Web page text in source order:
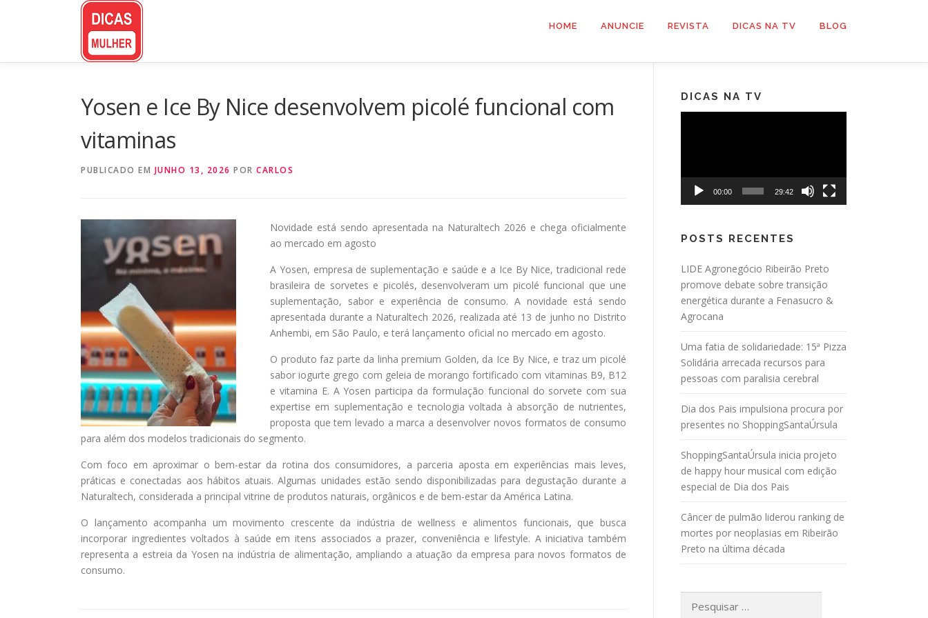
HOME ANUNCIE REVISTA DICAS NA TV BLOG
Yosen e Ice By Nice desenvolvem picolé funcional com
vitaminas
PUBLICADO EM JUNHO 13, 2026 POR CARLOS
Novidade está sendo apresentada na Naturaltech 2026 e chega oficialmente
ao mercado em agosto
A Yosen, empresa de suplementação e saúde e a Ice By Nice, tradicional rede
brasileira de sorvetes e picolés, desenvolveram um picolé funcional que une
suplementação, sabor e experiência de consumo. A novidade está sendo
apresentada durante a Naturaltech 2026, realizada até 13 de junho no Distrito
Anhembi, em São Paulo, e terá lançamento oficial no mercado em agosto.
O produto faz parte da linha premium Golden, da Ice By Nice, e traz um picolé
sabor iogurte grego com geleia de morango fortificado com vitaminas B9, B12
e vitamina E. A Yosen participa da formulação funcional do sorvete com sua
expertise em suplementação e tecnologia voltada à absorção de nutrientes,
proposta que tem levado a marca a desenvolver novos formatos de consumo
para além dos modelos tradicionais do segmento.
Com foco em aproximar o bem-estar da rotina dos consumidores, a parceria aposta em experiências mais leves,
práticas e conectadas aos hábitos atuais. Algumas unidades estão sendo disponibilizadas para degustação durante a
Naturaltech, considerada a principal vitrine de produtos naturais, orgânicos e de bem-estar da América Latina.
O lançamento acompanha um movimento crescente da indústria de wellness e alimentos funcionais, que busca
incorporar ingredientes voltados à saúde em itens associados a prazer, conveniência e lifestyle. A iniciativa também
representa a estreia da Yosen na indústria de alimentação, ampliando a atuação da empresa para novos formatos de
consumo.
DICAS NA TV
00:00 29:42
POSTS RECENTES
LIDE Agronegócio Ribeirão Preto
promove debate sobre transição
energética durante a Fenasucro &
Agrocana
Uma fatia de solidariedade: 15ª Pizza
Solidária arrecada recursos para
pessoas com paralisia cerebral
Dia dos Pais impulsiona procura por
presentes no ShoppingSantaÚrsula
ShoppingSantaÚrsula inicia projeto
de happy hour musical com edição
especial de Dia dos Pais
Câncer de pulmão liderou ranking de
mortes por neoplasias em Ribeirão
Preto na última década
por: